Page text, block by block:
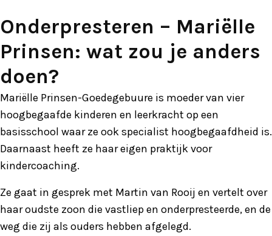
Onderpresteren – Mariëlle
Prinsen: wat zou je anders
doen?
Mariëlle Prinsen-Goedegebuure is moeder van vier
hoogbegaafde kinderen en leerkracht op een
basisschool waar ze ook specialist hoogbegaafdheid is.
Daarnaast heeft ze haar eigen praktijk voor
kindercoaching.
Ze gaat in gesprek met Martin van Rooij en vertelt over
haar oudste zoon die vastliep en onderpresteerde, en de
weg die zij als ouders hebben afgelegd.